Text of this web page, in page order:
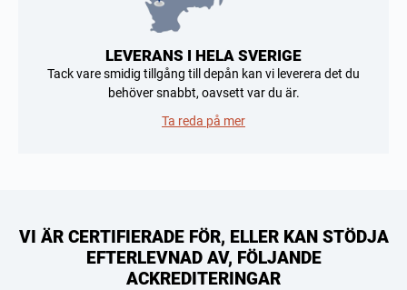
LEVERANS I HELA SVERIGE
Tack vare smidig tillgång till depån kan vi leverera det du
behöver snabbt, oavsett var du är.
Ta reda på mer
VI ÄR CERTIFIERADE FÖR, ELLER KAN STÖDJA
EFTERLEVNAD AV, FÖLJANDE
ACKREDITERINGAR